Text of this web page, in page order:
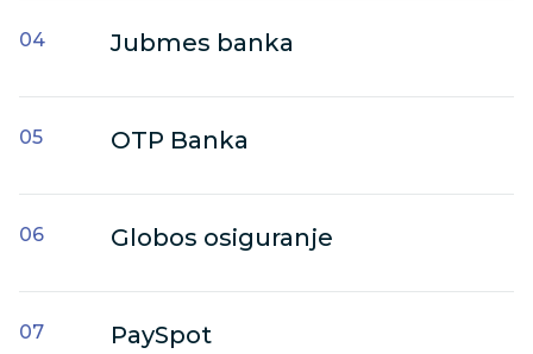
Jubmes banka
OTP Banka
Globos osiguranje
PaySpot